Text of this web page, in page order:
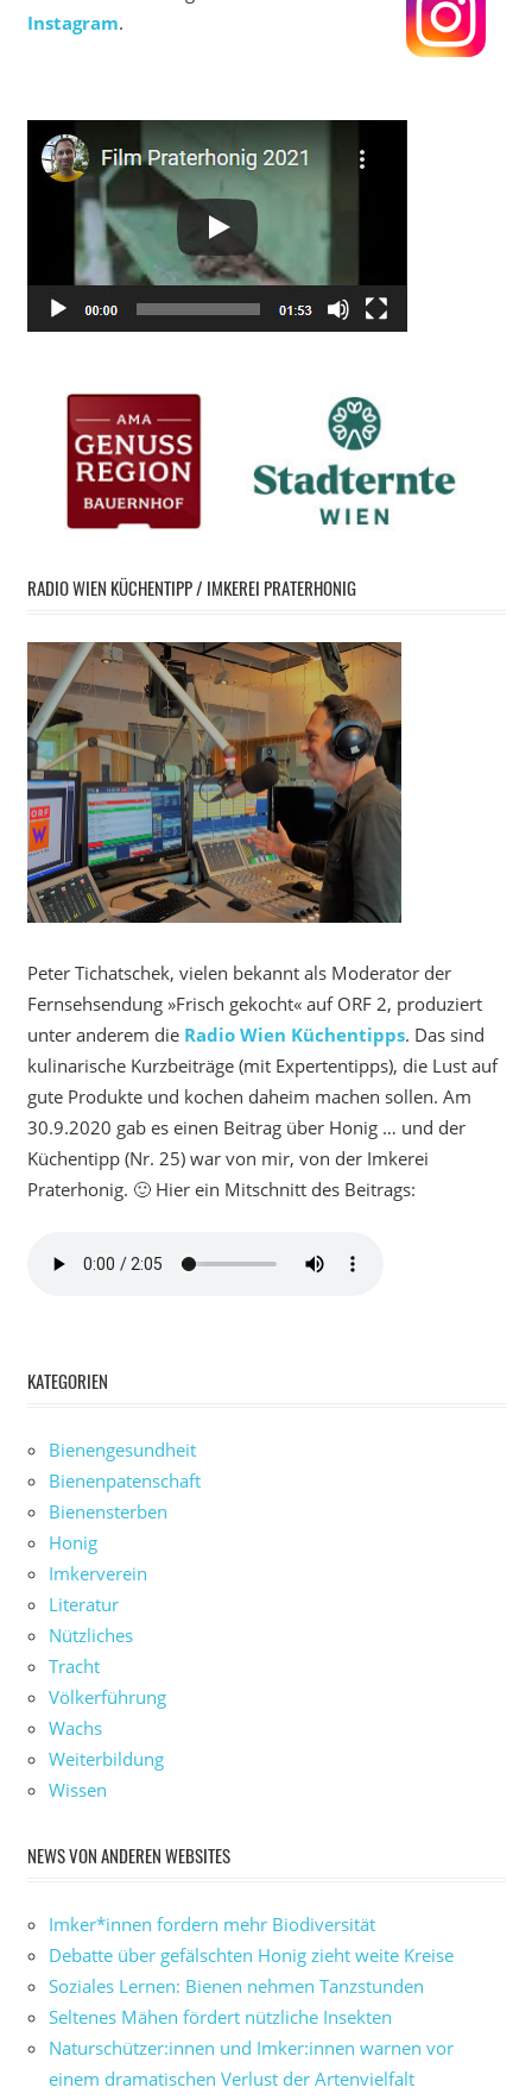
Instagram.
RADIO WIEN KÜCHENTIPP / IMKEREI PRATERHONIG
Peter Tichatschek, vielen bekannt als Moderator der
Fernsehsendung »Frisch gekocht« auf ORF 2, produziert
unter anderem die Radio Wien Küchentipps. Das sind
kulinarische Kurzbeiträge (mit Expertentipps), die Lust auf
gute Produkte und kochen daheim machen sollen. Am
30.9.2020 gab es einen Beitrag über Honig … und der
Küchentipp (Nr. 25) war von mir, von der Imkerei
Praterhonig. 🙂 Hier ein Mitschnitt des Beitrags:
KATEGORIEN
Bienengesundheit
Bienenpatenschaft
Bienensterben
Honig
Imkerverein
Literatur
Nützliches
Tracht
Völkerführung
Wachs
Weiterbildung
Wissen
NEWS VON ANDEREN WEBSITES
Imker*innen fordern mehr Biodiversität
Debatte über gefälschten Honig zieht weite Kreise
Soziales Lernen: Bienen nehmen Tanzstunden
Seltenes Mähen fördert nützliche Insekten
Naturschützer:innen und Imker:innen warnen vor
einem dramatischen Verlust der Artenvielfalt